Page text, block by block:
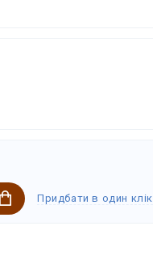
Придбати в один клік